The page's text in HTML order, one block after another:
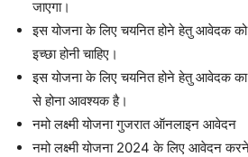
जाएगा।
इस योजना के लिए चयनित होने हेतु आवेदक को
इच्छा होनी चाहिए।
इस योजना के लिए चयनित होने हेतु आवेदक
से होना आवश्यक है।
नमो लक्ष्मी योजना गुजरात ऑनलाइन आवेदन
नमो लक्ष्मी योजना 2024 के लिए आवेदन